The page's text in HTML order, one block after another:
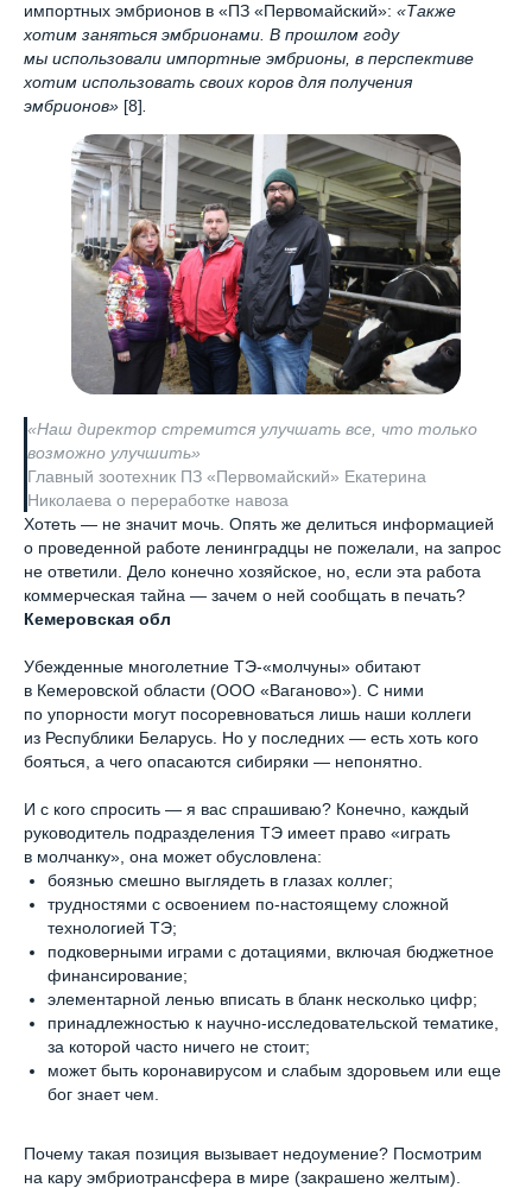
импортных эмбрионов в «ПЗ «Первомайский»: «Также
хотим заняться эмбрионами. В прошлом году
мы использовали импортные эмбрионы, в перспективе
хотим использовать своих коров для получения
эмбрионов» [8]
«Наш директор стремится улучшать все, что только
возможно улучшить»
Главный зоотехник ПЗ «Первомайский» Екатерина
Николаева о переработке навоза
Хотеть — не значит мочь. Опять же делиться информацией
о проведенной работе ленинградцы не пожелали, на запрос
не ответили. Дело конечно хозяйское, но, если эта работа
коммерческая тайна — зачем о ней сообщать в печать?
Кемеровская обл
Убежденные многолетние ТЭ-«молчуны» обитают
в Кемеровской области (ООО «Ваганово»). С ними
по упорности могут посоревноваться лишь наши коллеги
из Республики Беларусь. Но у последних — есть хоть кого
бояться, а чего опасаются сибиряки — непонятно.
И с кого спросить — я вас спрашиваю? Конечно, каждый
руководитель подразделения ТЭ имеет право «играть
в молчанку», она может обусловлена:
боязнью смешно выглядеть в глазах коллег;
трудностями с освоением по-настоящему сложной
технологией ТЭ;
подковерными играми с дотациями, включая бюджетное
финансирование;
элементарной ленью вписать в бланк несколько цифр;
принадлежностью к научно-исследовательской тематике,
за которой часто ничего не стоит;
может быть коронавирусом и слабым здоровьем или еще
бог знает чем.
Почему такая позиция вызывает недоумение? Посмотрим
на кару эмбриотрансфера в мире (закрашено желтым).